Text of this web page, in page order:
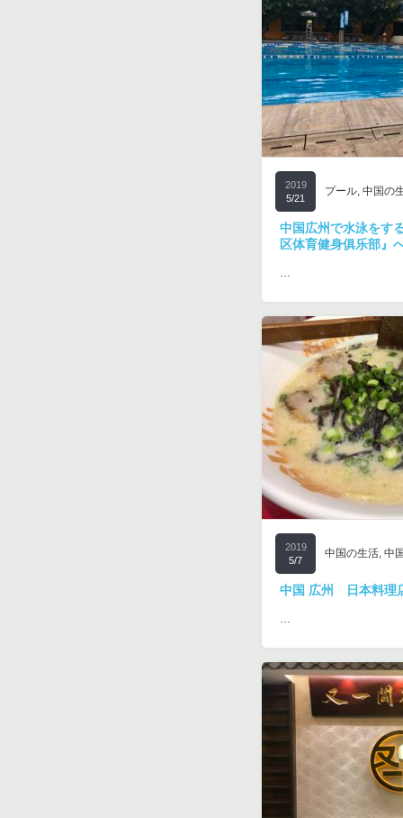
2019
5/21
プール, 中国の
中国広州で水泳をす
区体育健身俱乐部』
…
2019
5/7
中国の生活, 中
中国 広州 日本料理
…